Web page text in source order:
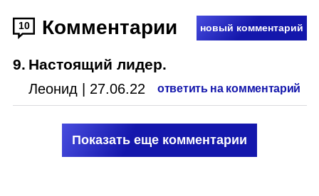
10 Комментарии новый комментарий
9. Настоящий лидер.
Леонид 27.06.22 ответить на комментарий
Показать еще комментарии